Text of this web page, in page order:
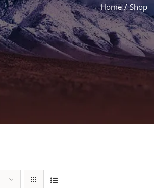
Home / Shop